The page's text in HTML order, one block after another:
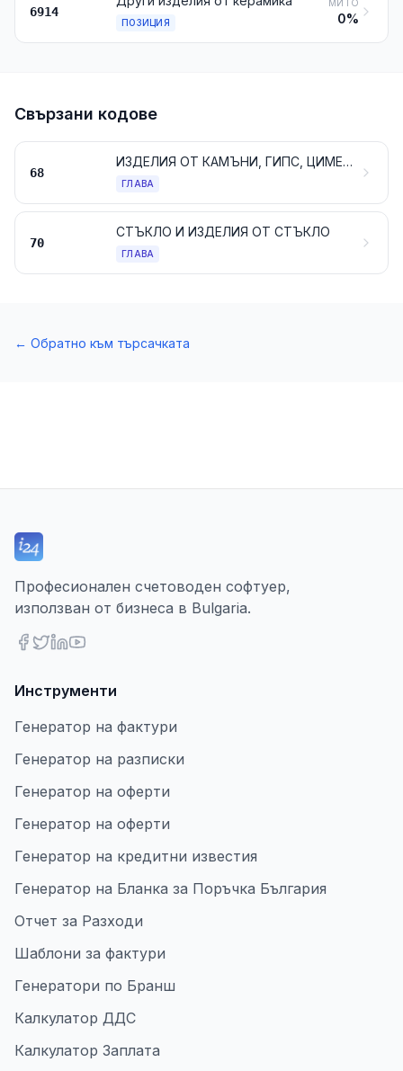
6914
ПОЗИЦИЯ
МИТО
0%
Свързани кодове
68
ИЗДЕЛИЯ ОТ КАМЪНИ, ГИПС, ЦИМЕНТ, АЗБЕСТ, СЛЮДА ИЛИ АНАЛОГИЧНИ МАТЕРИАЛИ
ГЛАВА
70
СТЪКЛО И ИЗДЕЛИЯ ОТ СТЪКЛО
ГЛАВА
← Обратно към търсачката
Професионален счетоводен софтуер,
използван от бизнеса в Bulgaria.
Инструменти
Генератор на фактури
Генератор на разписки
Генератор на оферти
Генератор на оферти
Генератор на кредитни известия
Генератор на Бланка за Поръчка България
Отчет за Разходи
Шаблони за фактури
Генератори по Бранш
Калкулатор ДДС
Калкулатор Заплата